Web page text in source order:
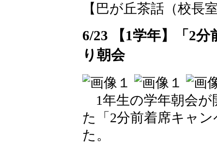
【巴が丘茶話（校長
6/23 【1学年】「2
り朝会
1年生の学年朝会が
た「2分前着席キャ
た。